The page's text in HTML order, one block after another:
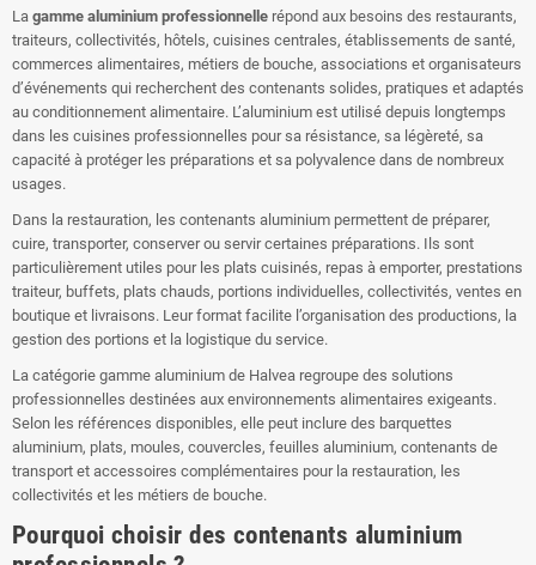
La gamme aluminium professionnelle répond aux besoins des restaurants,
traiteurs, collectivités, hôtels, cuisines centrales, établissements de santé,
commerces alimentaires, métiers de bouche, associations et organisateurs
d’événements qui recherchent des contenants solides, pratiques et adaptés
au conditionnement alimentaire. L’aluminium est utilisé depuis longtemps
dans les cuisines professionnelles pour sa résistance, sa légèreté, sa
capacité à protéger les préparations et sa polyvalence dans de nombreux
usages.
Dans la restauration, les contenants aluminium permettent de préparer,
cuire, transporter, conserver ou servir certaines préparations. Ils sont
particulièrement utiles pour les plats cuisinés, repas à emporter, prestations
traiteur, buffets, plats chauds, portions individuelles, collectivités, ventes en
boutique et livraisons. Leur format facilite l’organisation des productions, la
gestion des portions et la logistique du service.
La catégorie gamme aluminium de Halvea regroupe des solutions
professionnelles destinées aux environnements alimentaires exigeants.
Selon les références disponibles, elle peut inclure des barquettes
aluminium, plats, moules, couvercles, feuilles aluminium, contenants de
transport et accessoires complémentaires pour la restauration, les
collectivités et les métiers de bouche.
Pourquoi choisir des contenants aluminium